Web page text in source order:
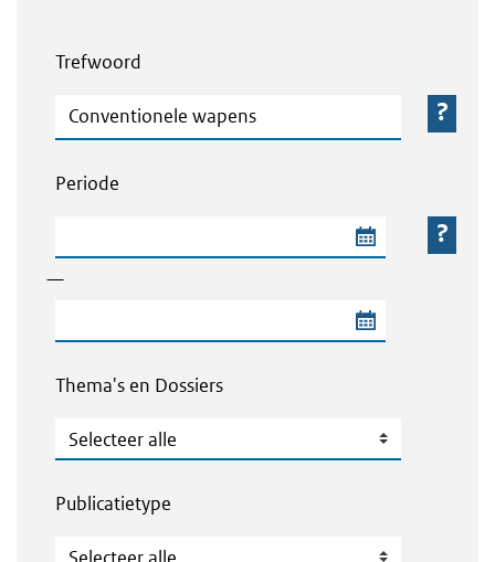
Trefwoord
Trefwoord
Periode
—
Thema's en Dossiers
Thema's en Dossiers
Publicatietype
Publicatietype